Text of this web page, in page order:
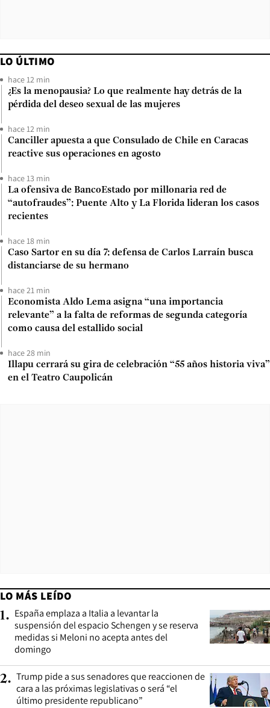
LO ÚLTIMO
hace 12 min
¿Es la menopausia? Lo que realmente hay detrás de la
pérdida del deseo sexual de las mujeres
hace 12 min
Canciller apuesta a que Consulado de Chile en Caracas
reactive sus operaciones en agosto
hace 13 min
La ofensiva de BancoEstado por millonaria red de
“autofraudes”: Puente Alto y La Florida lideran los casos
recientes
hace 18 min
Caso Sartor en su día 7: defensa de Carlos Larraín busca
distanciarse de su hermano
hace 21 min
Economista Aldo Lema asigna “una importancia
relevante” a la falta de reformas de segunda categoría
como causa del estallido social
hace 28 min
Illapu cerrará su gira de celebración “55 años historia viva”
en el Teatro Caupolicán
LO MÁS LEÍDO
1. España emplaza a Italia a levantar la
suspensión del espacio Schengen y se reserva
medidas si Meloni no acepta antes del
domingo
2. Trump pide a sus senadores que reaccionen de
cara a las próximas legislativas o será “el
último presidente republicano”